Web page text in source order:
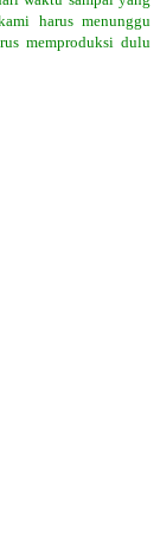
harus menunggu
memproduksi dulu